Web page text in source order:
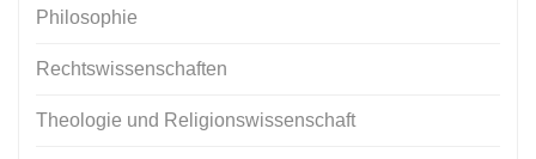
Philosophie
Rechtswissenschaften
Theologie und Religionswissenschaft